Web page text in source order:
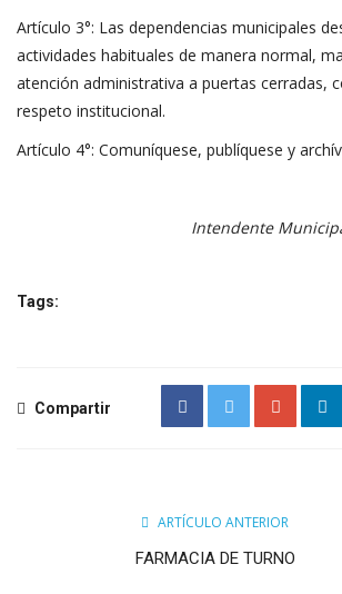
Artículo 3°: Las dependencias municipales
actividades habituales de manera normal,
atención administrativa a puertas cerradas,
respeto institucional.
Artículo 4°: Comuníquese, publíquese y
Intendente
Tags:
Compartir
ARTÍCULO ANTERIOR
FARMACIA DE TURNO